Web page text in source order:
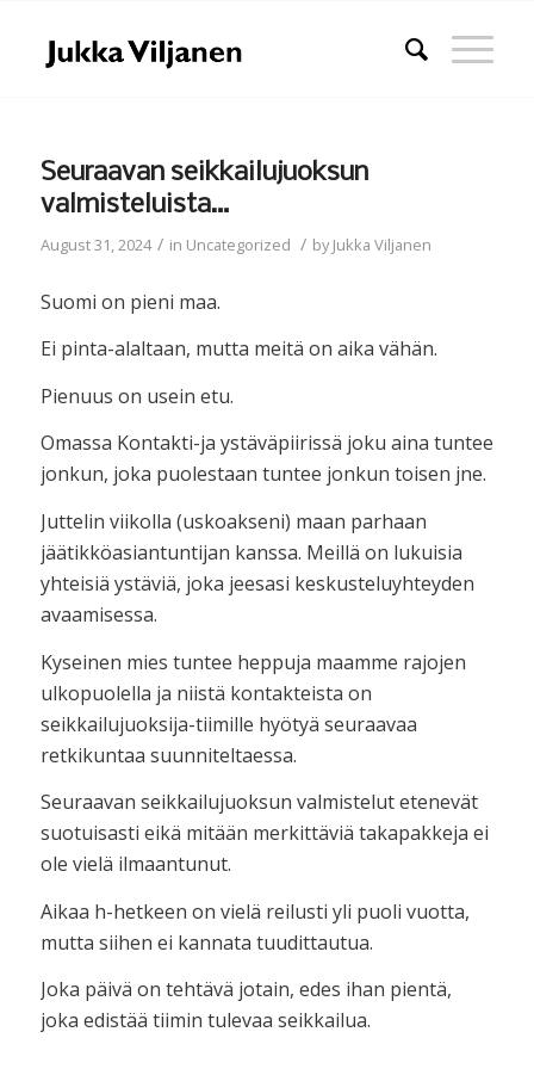
Seuraavan seikkailujuoksun
valmisteluista…
August 31, 2024 / in Uncategorized / byJukka Viljanen
Suomi on pieni maa.
Ei pinta-alaltaan, mutta meitä on aika vähän.
Pienuus on usein etu.
Omassa Kontakti-ja ystäväpiirissä joku aina tuntee
jonkun, joka puolestaan tuntee jonkun toisen jne.
Juttelin viikolla (uskoakseni) maan parhaan
jäätikköasiantuntijan kanssa. Meillä on lukuisia
yhteisiä ystäviä, joka jeesasi keskusteluyhteyden
avaamisessa.
Kyseinen mies tuntee heppuja maamme rajojen
ulkopuolella ja niistä kontakteista on
seikkailujuoksija-tiimille hyötyä seuraavaa
retkikuntaa suunniteltaessa.
Seuraavan seikkailujuoksun valmistelut etenevät
suotuisasti eikä mitään merkittäviä takapakkeja ei
ole vielä ilmaantunut.
Aikaa h-hetkeen on vielä reilusti yli puoli vuotta,
mutta siihen ei kannata tuudittautua.
Joka päivä on tehtävä jotain, edes ihan pientä,
joka edistää tiimin tulevaa seikkailua.